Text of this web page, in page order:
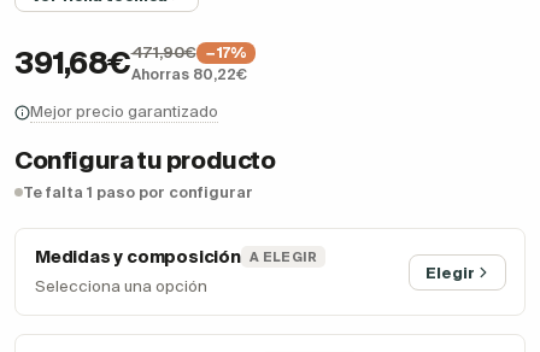
391,68€471,90€
−17%
Ahorras 80,22€
Mejor precio garantizado
Configura tu producto
Te falta 1 paso por configurar
Medidas y composición A ELEGIR
Selecciona una opción
Elegir